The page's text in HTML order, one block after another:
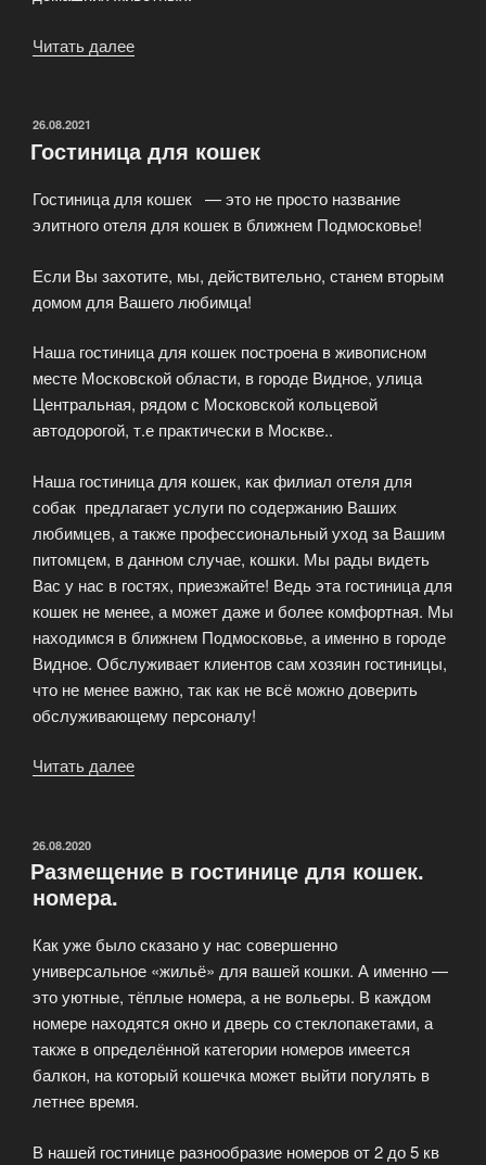
Читать далее
PetRest»
ОПУБЛИКОВАНО
26.08.2021
Гостиница для кошек
Гостиница для кошек — это не просто название
элитного отеля для кошек в ближнем Подмосковье!
Если Вы захотите, мы, действительно, станем вторым
домом для Вашего любимца!
Наша гостиница для кошек построена в живописном
месте Московской области, в городе Видное, улица
Центральная, рядом с Московской кольцевой
автодорогой, т.е практически в Москве..
Наша гостиница для кошек, как филиал отеля для
собак предлагает услуги по содержанию Ваших
любимцев, а также профессиональный уход за Вашим
питомцем, в данном случае, кошки. Мы рады видеть
Вас у нас в гостях, приезжайте! Ведь эта гостиница для
кошек не менее, а может даже и более комфортная. Мы
находимся в ближнем Подмосковье, а именно в городе
Видное. Обслуживает клиентов сам хозяин гостиницы,
что не менее важно, так как не всё можно доверить
обслуживающему персоналу!
Читать далее
ОПУБЛИКОВАНО
26.08.2020
Размещение в гостинице для кошек.
номера.
Как уже было сказано у нас совершенно
универсальное «жильё» для вашей кошки. А именно —
это уютные, тёплые номера, а не вольеры. В каждом
номере находятся окно и дверь со стеклопакетами, а
также в определённой категории номеров имеется
балкон, на который кошечка может выйти погулять в
летнее время.
В нашей гостинице разнообразие номеров от 2 до 5 кв